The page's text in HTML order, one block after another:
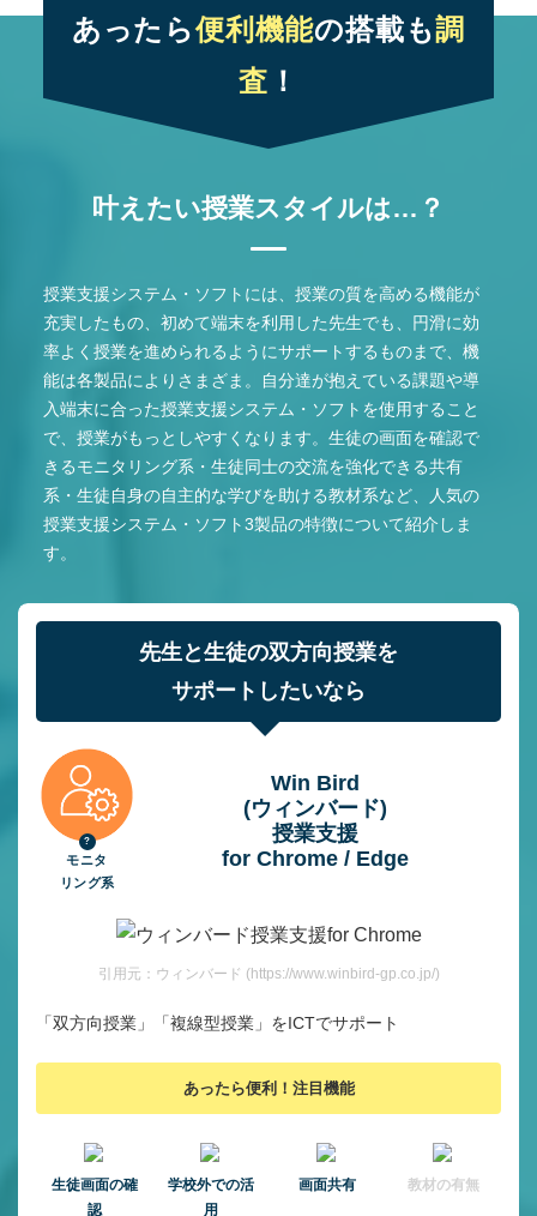
あったら便利機能の搭載も調
査 ！
叶えたい授業スタイルは…？
授業支援システム・ソフトには、授業の質を高める機能が
充実したもの、初めて端末を利用した先生でも、円滑に効
率よく授業を進められるようにサポートするものまで、機
能は各製品によりさまざま。自分達が抱えている課題や導
入端末に合った授業支援システム・ソフトを使用すること
で、授業がもっとしやすくなります。生徒の画面を確認で
きるモニタリング系・生徒同士の交流を強化できる共有
系・生徒自身の自主的な学びを助ける教材系など、人気の
授業支援システム・ソフト3製品の特徴について紹介しま
す。
先生と生徒の双方向授業を
サポートしたいなら
モニタ
リング系
Win Bird
(ウィンバード)
授業⽀援
for Chrome / Edge
引用元：ウィンバード (https://www.winbird-gp.co.jp/)
「双方向授業」「複線型授業」をICTでサポート
あったら便利！注目機能
⽣徒画⾯の確
認
学校外での活
用
画面共有 教材の有無